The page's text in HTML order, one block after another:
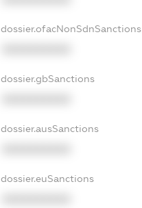
dossier.ofacNonSdnSanctions
dossier.gbSanctions
dossier.ausSanctions
dossier.euSanctions